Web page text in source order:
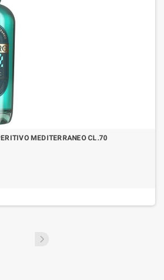
MEDITERRANEO CL.70